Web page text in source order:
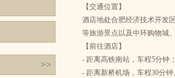
>>
【交通位置】
酒店地处合肥经济技术开发
等旅游景点以及中环购物城
【前往酒店】
- 距离高铁南站，车程5分钟
- 距离新桥机场，车程30分钟